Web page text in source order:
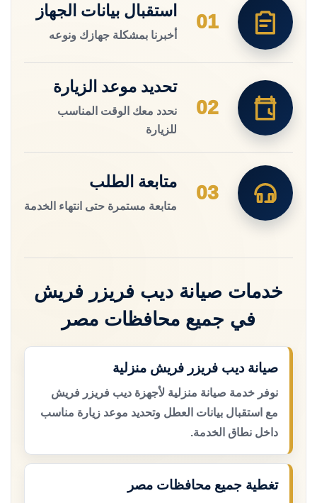
01
استقبال بيانات الجهاز
أخبرنا بمشكلة جهازك ونوعه
02
تحديد موعد الزيارة
نحدد معك الوقت المناسب
للزيارة
03
متابعة الطلب
متابعة مستمرة حتى انتهاء الخدمة
خدمات صيانة ديب فريزر فريش
في جميع محافظات مصر
صيانة ديب فريزر فريش منزلية
نوفر خدمة صيانة منزلية لأجهزة ديب فريزر فريش
مع استقبال بيانات العطل وتحديد موعد زيارة مناسب
داخل نطاق الخدمة.
تغطية جميع محافظات مصر